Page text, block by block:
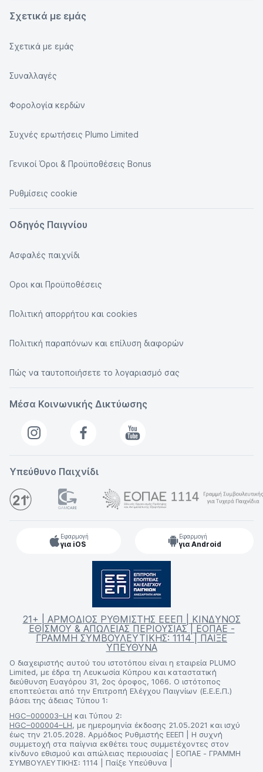
Σχετικά με εμάς
Σχετικά με εμάς
Συναλλαγές
Φορολογία κερδών
Συχνές ερωτήσεις Plumo Limited
Γενικοί Όροι & Προϋποθέσεις Bonus
Ρυθμίσεις cookie
Οδηγός Παιγνίου
Ασφαλές παιχνίδι
Οροι και Προϋποθέσεις
Πολιτική απορρήτου και cookies
Πολιτική παραπόνων και επίλυση διαφορών
Πώς να ταυτοποιήσετε το λογαριασμό σας
Μέσα Κοινωνικής Δικτύωσης
Υπεύθυνο Παιχνίδι
Εφαρμογή
για iOS
Εφαρμογή
για Android
21+ | ΑΡΜΟΔΙΟΣ ΡΥΘΜΙΣΤΗΣ ΕΕΕΠ | ΚΙΝΔΥΝΟΣ
ΕΘΙΣΜΟΥ & ΑΠΩΛΕΙΑΣ ΠΕΡΙΟΥΣΙΑΣ | ΕΟΠΑΕ -
ΓΡΑΜΜΗ ΣΥΜΒΟΥΛΕΥΤΙΚΗΣ: 1114 | ΠΑΙΞΕ
ΥΠΕΥΘΥΝΑ
Ο διαχειριστής αυτού του ιστοτόπου είναι η εταιρεία PLUMO
Limited, με έδρα τη Λευκωσία Κύπρου και καταστατική
διεύθυνση Ευαγόρου 31, 2ος όροφος, 1066. Ο ιστότοπος
εποπτεύεται από την Επιτροπή Ελέγχου Παιγνίων (Ε.Ε.Ε.Π.)
βάσει της άδειας Τύπου 1:
HGC–000003–LH και Τύπου 2:
HGC–000004–LH, με ημερομηνία έκδοσης 21.05.2021 και ισχύ
έως την 21.05.2028. Αρμόδιος Ρυθμιστής ΕΕΕΠ | Η συχνή
συμμετοχή στα παίγνια εκθέτει τους συμμετέχοντες στον
κίνδυνο εθισμού και απώλειας περιουσίας | ΕΟΠΑΕ - ΓΡΑΜΜΗ
ΣΥΜΒΟΥΛΕΥΤΙΚΗΣ: 1114 | Παίξε Υπεύθυνα |